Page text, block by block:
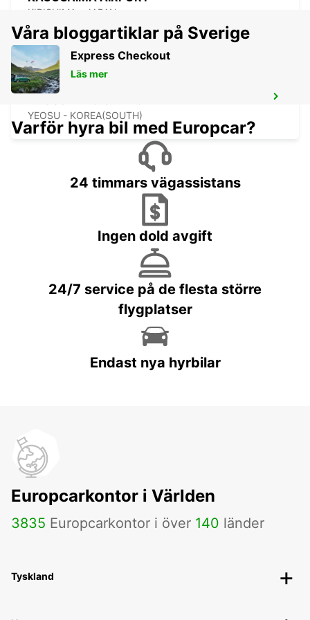
KIRISHIMA - JAPAN
YEOSU - KOREA(SOUTH)
Våra bloggartiklar på Sverige
Express Checkout
Läs mer
Varför hyra bil med Europcar?
24 timmars vägassistans
Ingen dold avgift
24/7 service på de flesta större
flygplatser
Endast nya hyrbilar
Europcarkontor i Världen
3835 Europcarkontor i över 140 länder
Tyskland